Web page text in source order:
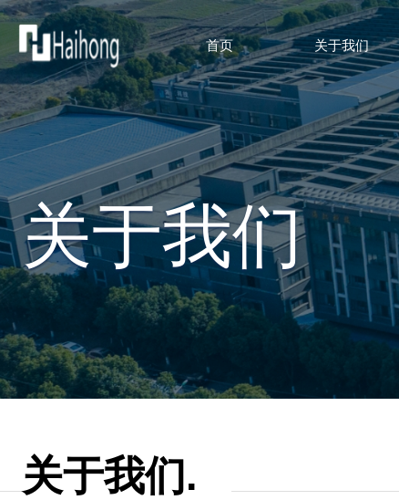
首页 关于我们
关于我们
关于我们.